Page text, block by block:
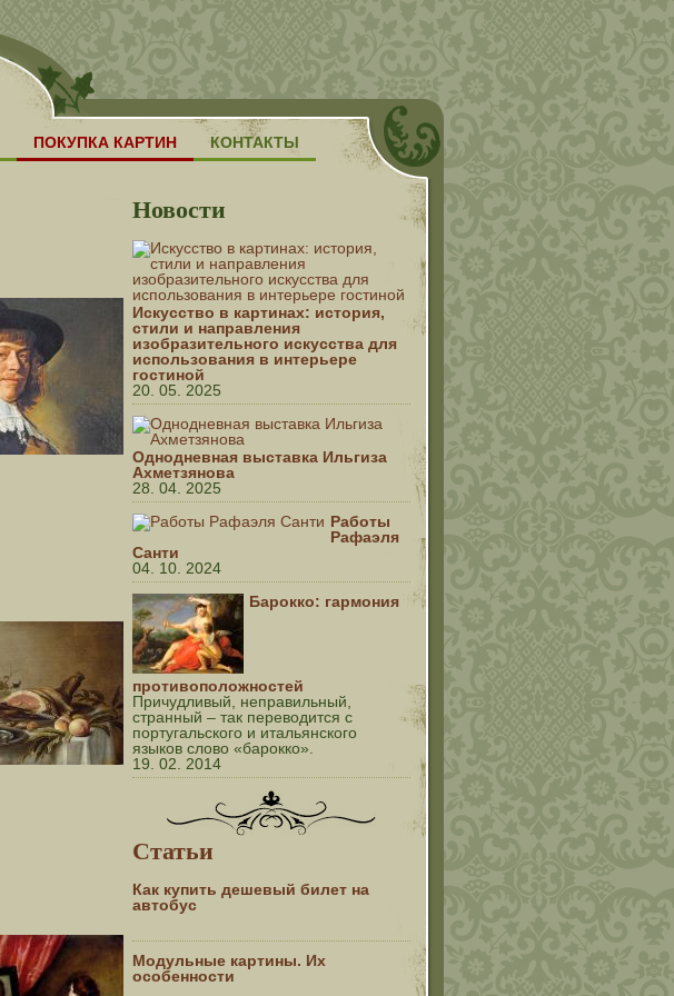
ПОКУПКА КАРТИН КОНТАКТЫ
Новости
Искусство в картинах: история,
стили и направления
изобразительного искусства для
использования в интерьере
гостиной
20. 05. 2025
Однодневная выставка Ильгиза
Ахметзянова
28. 04. 2025
Работы
Рафаэля
Санти
04. 10. 2024
Барокко: гармония
противоположностей
Причудливый, неправильный,
странный – так переводится с
португальского и итальянского
языков слово «барокко».
19. 02. 2014
Статьи
Как купить дешевый билет на
автобус
Модульные картины. Их
особенности